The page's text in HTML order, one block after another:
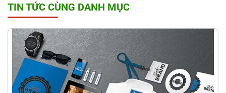
TIN TỨC CÙNG DANH MỤC